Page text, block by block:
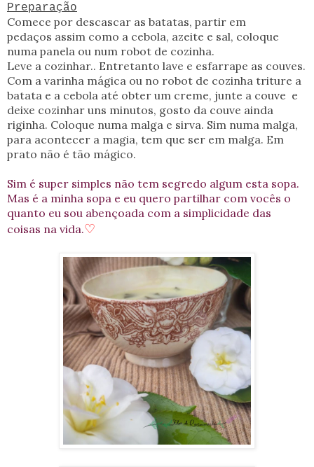
Preparação
Comece por descascar as batatas, partir em
pedaços assim como a cebola, azeite e sal, coloque
numa panela ou num robot de cozinha.
Leve a cozinhar.. Entretanto lave e esfarrape as couves.
Com a varinha mágica ou no robot de cozinha triture a
batata e a cebola até obter um creme, junte a couve e
deixe cozinhar uns minutos, gosto da couve ainda
riginha. Coloque numa malga e sirva. Sim numa malga,
para acontecer a magia, tem que ser em malga. Em
prato não é tão mágico.
Sim é super simples não tem segredo algum esta sopa.
Mas é a minha sopa e eu quero partilhar com vocês o
quanto eu sou abençoada com a simplicidade das
coisas na vida.♡